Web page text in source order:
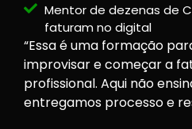
Mentor de dezenas de
faturam no digital
“Essa é uma formação
improvisar e começar a
profissional. Aqui não
entregamos processo e